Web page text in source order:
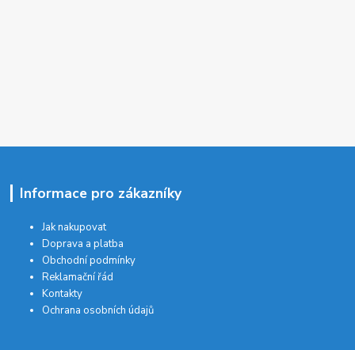
Informace pro zákazníky
Jak nakupovat
Doprava a platba
Obchodní podmínky
Reklamační řád
Kontakty
Ochrana osobních údajů